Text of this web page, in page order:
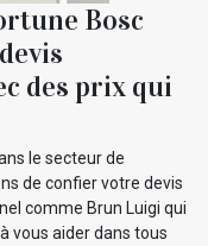
Bosc
des prix qui
le secteur de
de confier votre devis
comme Brun Luigi qui
vous aider dans tous